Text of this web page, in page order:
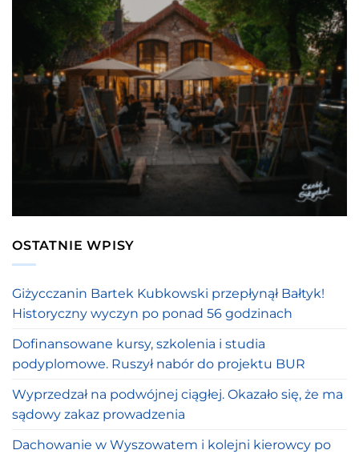
OSTATNIE WPISY
Giżycczanin Bartek Kubkowski przepłynął Bałtyk!
Historyczny wyczyn po ponad 56 godzinach
Dofinansowane kursy, szkolenia i studia
podyplomowe. Ruszył nabór do projektu BUR
Wyprzedzał na podwójnej ciągłej. Okazało się, że ma
sądowy zakaz prowadzenia
Dachowanie w Wyszowatem i kolejni kierowcy po